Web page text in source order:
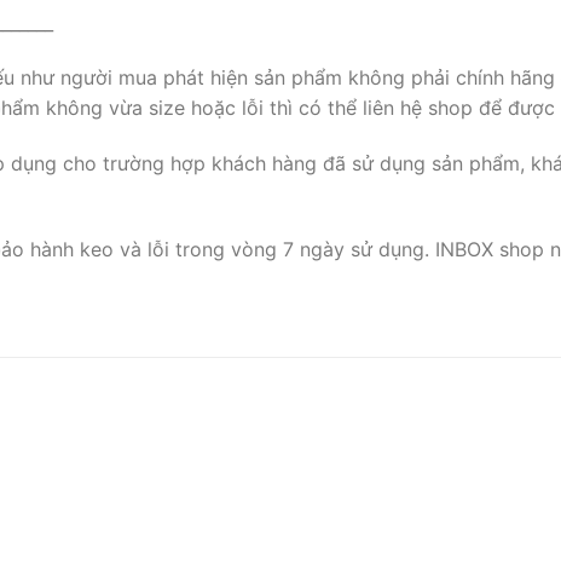
như người mua phát hiện sản phẩm không phải chính
không vừa size hoặc lỗi thì có thể liên hệ shop để
cho trường hợp khách hàng đã sử dụng sản phẩm,
hành keo và lỗi trong vòng 7 ngày sử dụng. INBOX